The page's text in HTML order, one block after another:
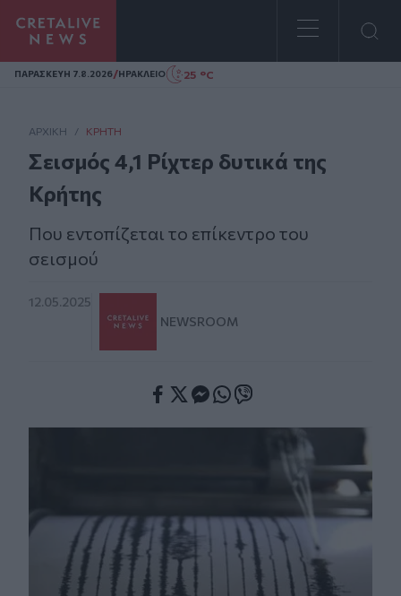
Homepage
ΠΑΡΑΣΚΕΥΗ 7.8.2026/ΗΡΑΚΛΕΙΟ 25 °C
ΑΡΧΙΚΗ / ΚΡΉΤΗ
Σεισμός 4,1 Ρίχτερ δυτικά της
Κρήτης
Που εντοπίζεται το επίκεντρο του
σεισμού
12.05.2025
NEWSROOM